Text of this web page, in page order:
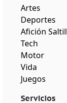
Artes
Deportes
Afición
Tech
Motor
Vida
Juegos
Servicios